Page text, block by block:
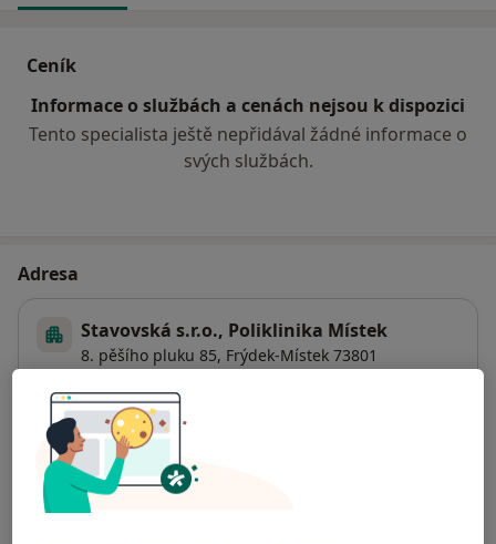
Ceník
Informace o službách a cenách nejsou k dispozici
Tento specialista ještě nepřidával žádné informace o
svých službách.
Adresa
Stavovská s.r.o., Poliklinika Místek
8. pěšího pluku 85, Frýdek-Místek 73801
Dostupnost
Na této adrese online kalendář není aktivní